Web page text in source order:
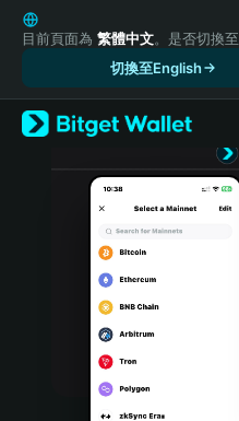
English
日本語
Русский
Español (Latinoamérica)
Türkçe
Português (Portugal)
Bahasa Indonesia
目前頁面為 繁體中文。是否切換至
切換至English